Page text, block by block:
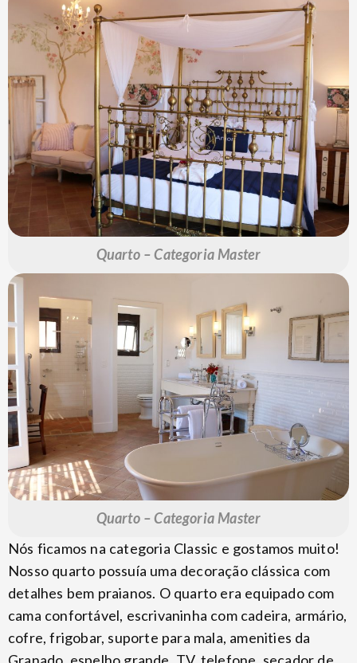
Quarto – Categoria Master
Quarto – Categoria Master
Nós ficamos na categoria Classic e gostamos muito!
Nosso quarto possuía uma decoração clássica com
detalhes bem praianos. O quarto era equipado com
cama confortável, escrivaninha com cadeira, armário,
cofre, frigobar, suporte para mala, amenities da